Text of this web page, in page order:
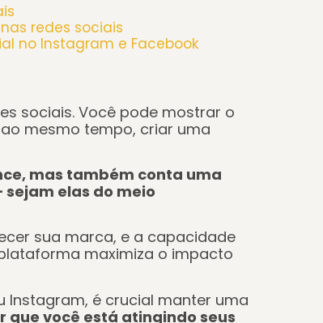
redes sociais
no Instagram e Facebook
sociais. Você pode mostrar o
mesmo tempo, criar uma
mas também conta uma
elas do meio
sua marca, e a capacidade
maximiza o impacto
Instagram, é crucial manter uma
você está atingindo seus